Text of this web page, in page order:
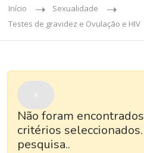
Início
Sexualidade
Testes de gravidez e Ovulação e HIV
×
Não foram
critérios
pesquisa..